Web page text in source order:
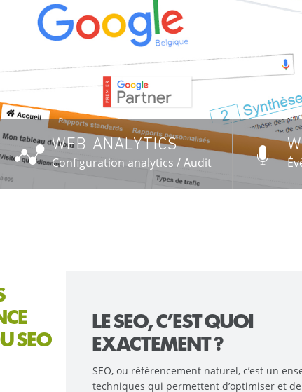
WEB ANALYTICS
Configuration analytics / Audit
EN SAVOIR PLUS →
SEO
LE SEO, C’EST QUOI
EXACTEMENT ?
SEO, ou référencement naturel, c’est un
techniques qui permettent d’optimiser et